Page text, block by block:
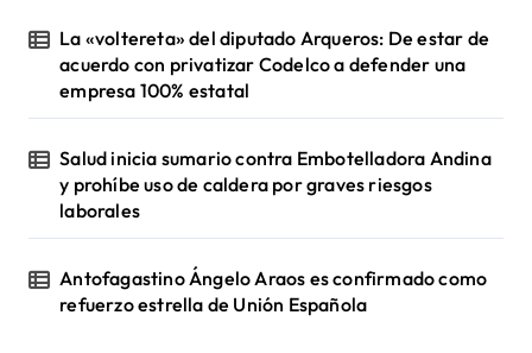
La «voltereta» del diputado Arqueros: De estar de
acuerdo con privatizar Codelco a defender una
empresa 100% estatal
Salud inicia sumario contra Embotelladora Andina
y prohíbe uso de caldera por graves riesgos
laborales
Antofagastino Ángelo Araos es confirmado como
refuerzo estrella de Unión Española